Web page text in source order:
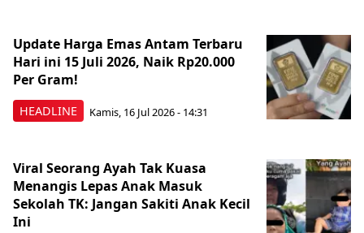
HEADLINE
Update Harga Emas Antam Terbaru
Hari ini 15 Juli 2026, Naik Rp20.000
Per Gram!
Kamis, 16 Jul 2026 - 14:31
Viral Seorang Ayah Tak Kuasa
Menangis Lepas Anak Masuk
Sekolah TK: Jangan Sakiti Anak Kecil
Ini